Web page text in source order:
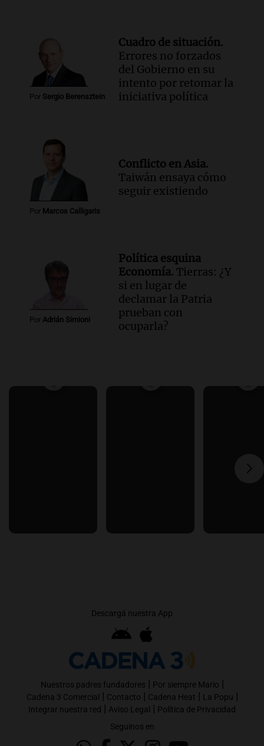
Por Sergio Berensztein
Cuadro de situación.
Errores no forzados
del Gobierno en su
intento por retomar la
iniciativa política
Por Marcos Calligaris
Conflicto en Asia.
Taiwán ensaya cómo
seguir existiendo
Por Adrián Simioni
Política esquina
Economía. Tierras: ¿Y
si en lugar de
declamar la Patria
prueban con
ocuparla?
Descargá nuestra App
Nuestros padres fundadores | Por siempre Mario |
Cadena 3 Comercial | Contacto | Cadena Heat | La Popu |
Integrar nuestra red | Aviso Legal | Política de Privacidad
Seguinos en